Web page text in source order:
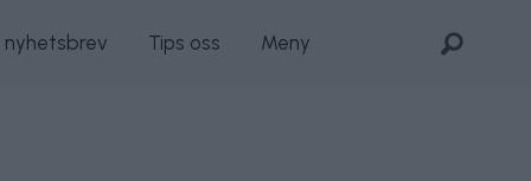
nyhetsbrev Tips oss Meny